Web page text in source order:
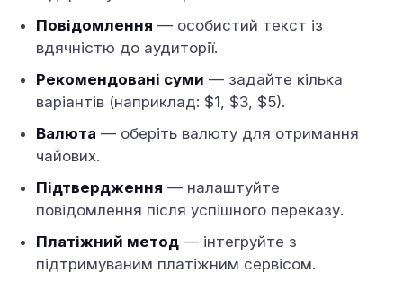
Повідомлення — особистий текст із
вдячністю до аудиторії.
Рекомендовані суми — задайте кілька
варіантів (наприклад: $1, $3, $5).
Валюта — оберіть валюту для отримання
чайових.
Підтвердження — налаштуйте
повідомлення після успішного переказу.
Платіжний метод — інтегруйте з
підтримуваним платіжним сервісом.